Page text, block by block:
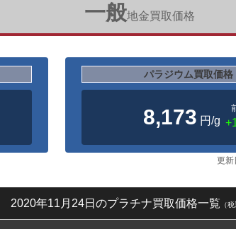
一般地金買取価格
パラジウム買取価格
8,173 円/g
更新
2020年11月24日のプラチナ買取価格一覧 （税